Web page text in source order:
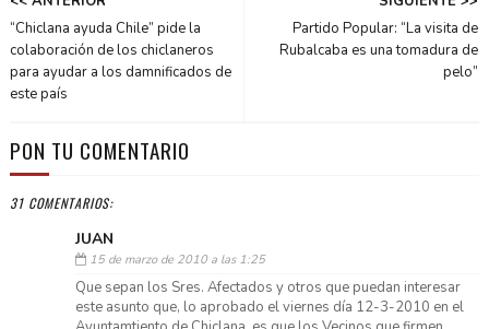
Partido Popular: “La visita de
Rubalcaba es una tomadura de
pelo”
“Chiclana ayuda Chile” pide la
colaboración de los chiclaneros
para ayudar a los damnificados de
este país
PON TU COMENTARIO
31 COMENTARIOS:
JUAN
15 de marzo de 2010 a las 1:25
Que sepan los Sres. Afectados y otros que puedan interesar
este asunto que, lo aprobado el viernes día 12-3-2010 en el